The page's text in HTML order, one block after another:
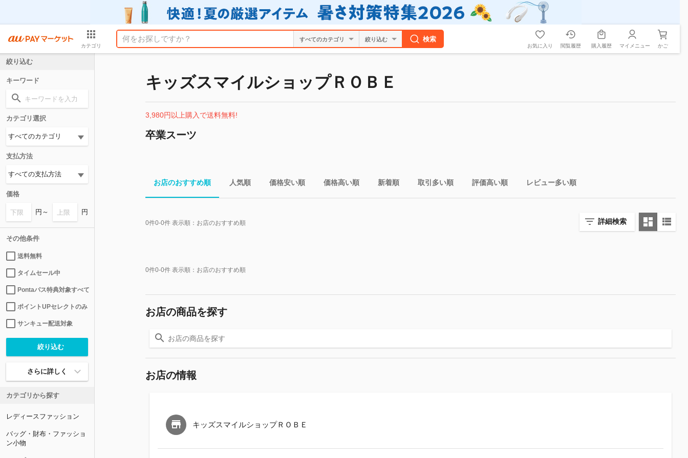
カテゴリ
絞り込む 検索
お気に入り 閲覧履歴 購入履歴 マイメニュー かご
キッズスマイルショップＲＯＢＥ
3,980円以上購入で送料無料!
卒業スーツ
お店のおすすめ順 人気順 価格安い順 価格高い順 新着順 取引多い順 評価高い順 レビュー多い順
詳細検索
0件0-0件 表示順： お店のおすすめ順
0件0-0件 表示順： お店のおすすめ順
お店の商品を探す
お店の情報
キッズスマイルショップＲＯＢＥ
絞り込む
キーワード
カテゴリ選択
支払方法
価格
円～ 円
その他条件
送料無料
タイムセール中
Pontaパス特典対象すべて
ポイントUPセレクトのみ
サンキュー配送対象
さらに詳しく
カテゴリから探す
レディースファッション
バッグ・財布・ファッショ
ン小物